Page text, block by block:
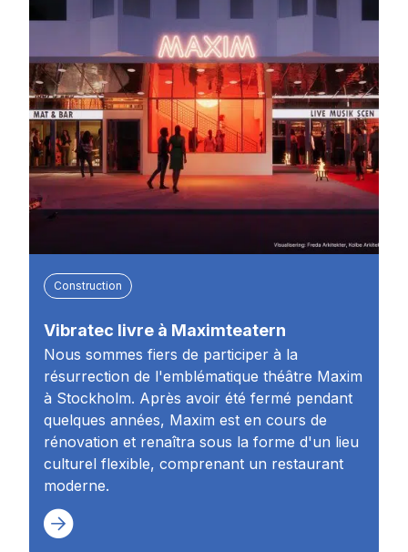
Construction
Vibratec livre à Maximteatern
Nous sommes fiers de participer à la
résurrection de l'emblématique théâtre Maxim
à Stockholm. Après avoir été fermé pendant
quelques années, Maxim est en cours de
rénovation et renaîtra sous la forme d'un lieu
culturel flexible, comprenant un restaurant
moderne.